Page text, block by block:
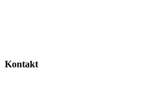
Kontakt